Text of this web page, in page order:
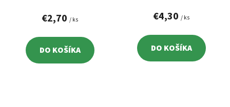
€2,70 / ks
DO KOŠÍKA
€4,30 / ks
DO KOŠÍKA